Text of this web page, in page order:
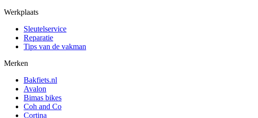
Werkplaats
Sleutelservice
Reparatie
Tips van de vakman
Merken
Bakfiets.nl
Avalon
Bimas bikes
Coh and Co
Cortina